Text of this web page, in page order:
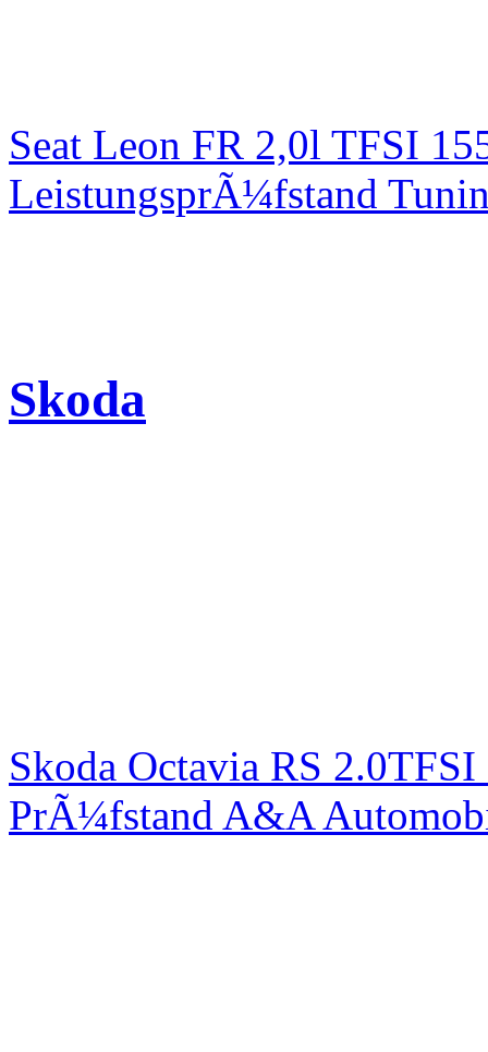
Seat Leon FR 2,0l TFSI
LeistungsprÃ¼fstand
Skoda
Skoda Octavia RS
PrÃ¼fstand A&A